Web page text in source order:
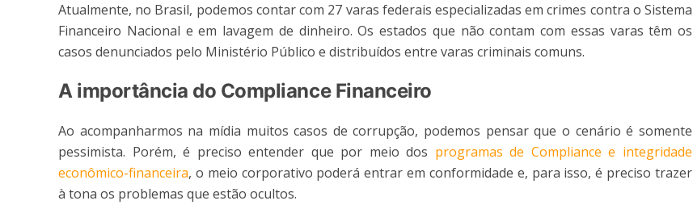
Atualmente, no Brasil, podemos contar com 27 varas federais especializadas em crimes contra o Sistema
Financeiro Nacional e em lavagem de dinheiro. Os estados que não contam com essas varas têm os
casos denunciados pelo Ministério Público e distribuídos entre varas criminais comuns.
A importância do Compliance Financeiro
Ao acompanharmos na mídia muitos casos de corrupção, podemos pensar que o cenário é somente
pessimista. Porém, é preciso entender que por meio dos programas de Compliance e integridade
econômico-financeira, o meio corporativo poderá entrar em conformidade e, para isso, é preciso trazer
à tona os problemas que estão ocultos.